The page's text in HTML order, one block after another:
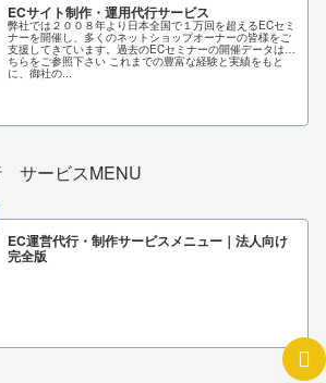
ECサイト制作・運用代行サービス
弊社では２００８年より日本全国で１万回を超えるECセミ
ナーを開催し、多くのネットショップオーナーの皆様をご
支援してきています。過去のECセミナーの開催データはこ
ちらをご参照下さい これまでの豊富な経験と実績をもと
に、御社の...
サービスMENU
EC運営代行・制作サービスメニュー｜法人向け
完全版